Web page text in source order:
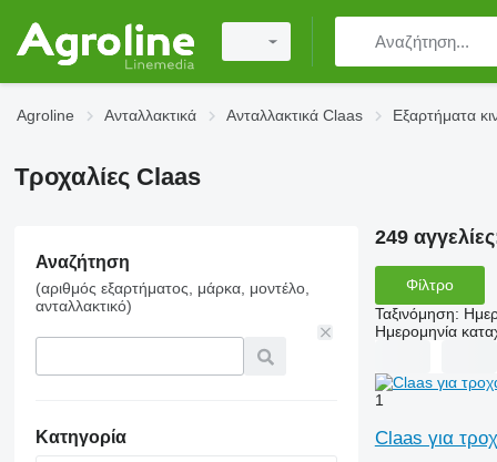
Agroline Ανταλλακτικά Ανταλλακτικά Claas Εξαρτήματα
Τροχαλίες Claas
Αναζήτηση
(αριθμός εξαρτήματος, μάρκα, μοντέλο,
ανταλλακτικό)
Κατηγορία
249
Φίλτρο
Ταξινόμηση:
Ημερομηνία
1
Claas για